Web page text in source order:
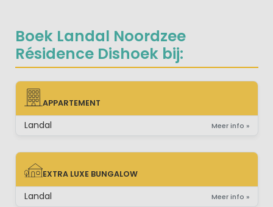
Boek Landal Noordzee
Résidence Dishoek bij:
APPARTEMENT
APPARTEMENT
Landal Meer info »
EXTRA LUXE BUNGALOW
EXTRA LUXE BUNGALOW
Landal Meer info »